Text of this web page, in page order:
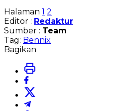
Halaman 1 2
Editor : Redaktur
Sumber : Team
Tag: Bennix
Bagikan